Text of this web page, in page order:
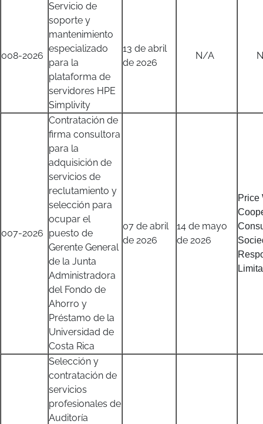
008-2026
Servicio de
soporte y
mantenimiento
especializado
para la
plataforma de
servidores HPE
Simplivity
13 de abril
de 2026
N/A
007-2026
Contratación de
firma consultora
para la
adquisición de
servicios de
reclutamiento y
selección para
ocupar el
puesto de
Gerente General
de la Junta
Administradora
del Fondo de
Ahorro y
Préstamo de la
Universidad de
Costa Rica
07 de abril
de 2026
14 de mayo
de 2026
Price
Selección y
contratación de
servicios
profesionales de
Auditoría